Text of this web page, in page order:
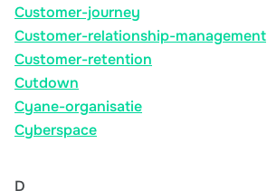
Customer-journey
Customer-relationship-management
Customer-retention
Cutdown
Cyane-organisatie
Cyberspace
D